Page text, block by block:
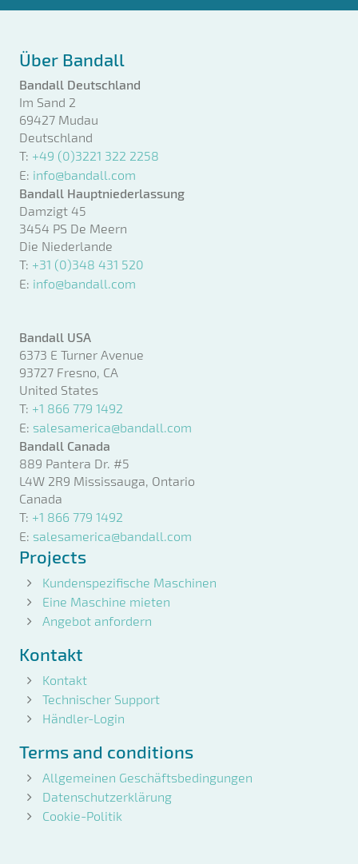
Über Bandall
Bandall Deutschland
Im Sand 2
69427 Mudau
Deutschland
T: +49 (0)3221 322 2258
E: info@bandall.com
Bandall Hauptniederlassung
Damzigt 45
3454 PS De Meern
Die Niederlande
T: +31 (0)348 431 520
E: info@bandall.com
Bandall USA
6373 E Turner Avenue
93727 Fresno, CA
United States
T: +1 866 779 1492
E: salesamerica@bandall.com
Bandall Canada
889 Pantera Dr. #5
L4W 2R9 Mississauga, Ontario
Canada
T: +1 866 779 1492
E: salesamerica@bandall.com
Projects
Kundenspezifische Maschinen
Eine Maschine mieten
Angebot anfordern
Kontakt
Kontakt
Technischer Support
Händler-Login
Terms and conditions
Allgemeinen Geschäftsbedingungen
Datenschutzerklärung
Cookie-Politik